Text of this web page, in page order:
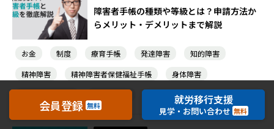
障害者手帳の種類や等級とは？申請方法か
らメリット・デメリットまで解説
お金 制度 療育手帳 発達障害
知的障害
精神障害
精神障害者保健福祉手帳
身体障害
会員登録 無料 就労移行支援
見学・お問い合わせ 無料